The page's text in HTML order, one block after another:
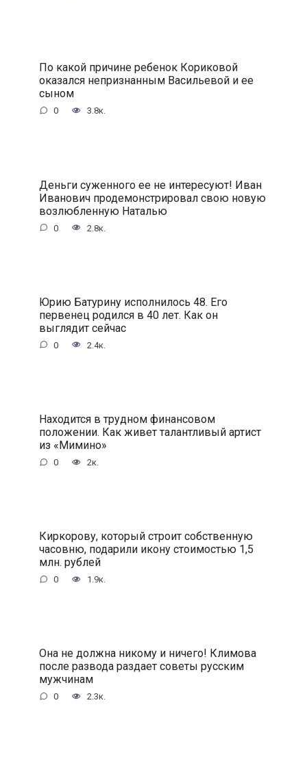
По какой причине ребенок Кориковой
оказался непризнанным Васильевой и ее
сыном
0 3.8к.
Деньги суженного ее не интересуют! Иван
Иванович продемонстрировал свою новую
возлюбленную Наталью
0 2.8к.
Юрию Батурину исполнилось 48. Его
первенец родился в 40 лет. Как он
выглядит сейчас
0 2.4к.
Находится в трудном финансовом
положении. Как живет талантливый артист
из «Мимино»
0 2к.
Киркорову, который строит собственную
часовню, подарили икону стоимостью 1,5
млн. рублей
0 1.9к.
Она не должна никому и ничего! Климова
после развода раздает советы русским
мужчинам
0 2.3к.